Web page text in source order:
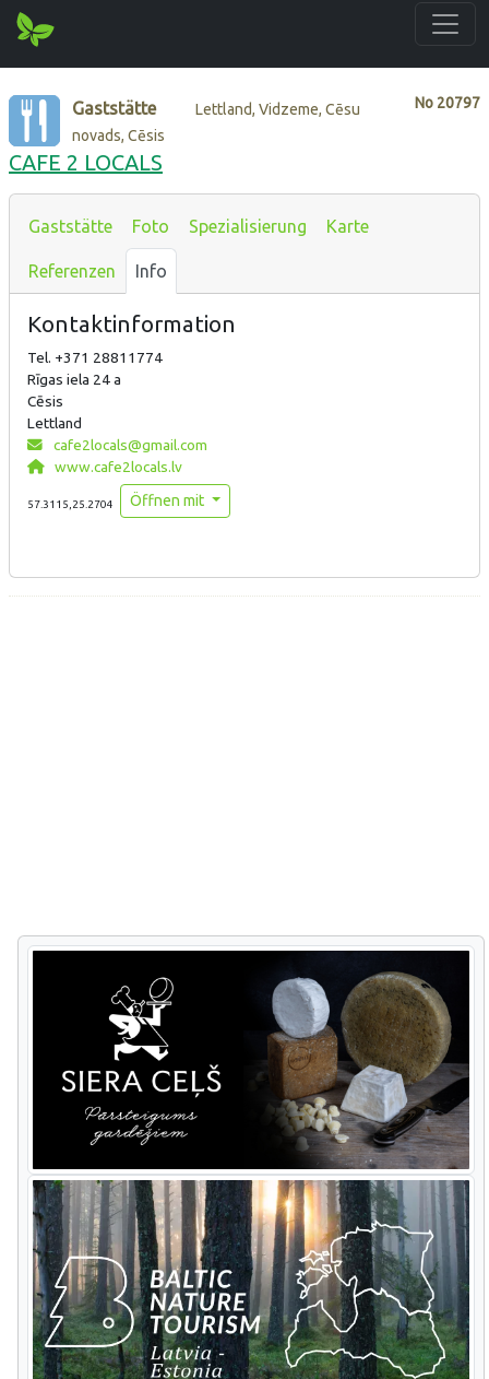
No 20797
Gaststätte
Lettland, Vidzeme, Cēsu
novads, Cēsis
CAFE 2 LOCALS
Gaststätte Foto Spezialisierung Karte
Referenzen Info
Kontaktinformation
Tel. +371 28811774
Rīgas iela 24 a
Cēsis
Lettland
cafe2locals@gmail.com
www.cafe2locals.lv
57.3115,25.2704 Öffnen mit